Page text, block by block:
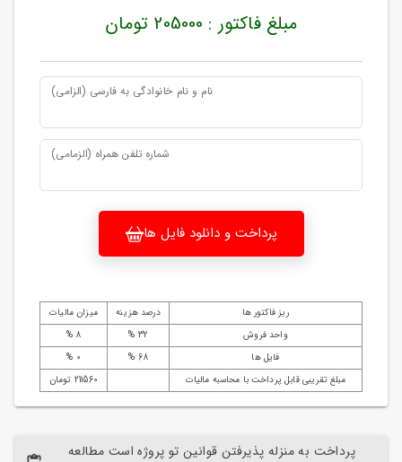
مبلغ فاکتور : 205000 تومان
نام و نام خانوادگی به فارسی (الزامی)
شماره تلفن همراه (الزمامی)
پرداخت و دانلود فایل ها
ریز فاکتور ها درصد هزینه
میزان مالیات
واحد فروش
32 %
8 %
فایل ها
68 %
0 %
مبلغ تقریبی قابل پرداخت با محاسبه مالیات
211560 تومان
پرداخت به منزله پذیرفتن قوانین تو پروژه است مطالعه